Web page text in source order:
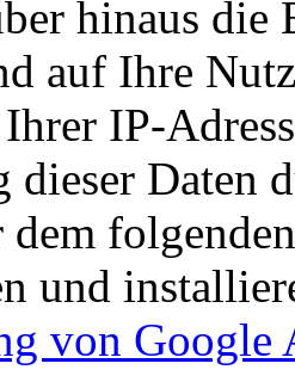
hinaus die
auf Ihre
IP-
dieser Daten
dem
und
von Google